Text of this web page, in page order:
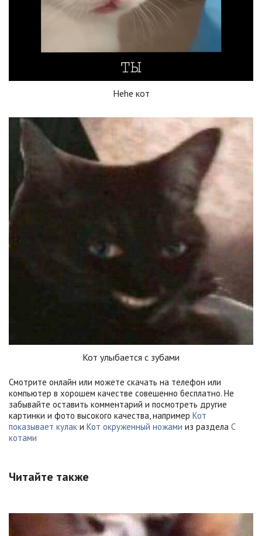
Hehe кот
Кот улыбается с зубами
Смотрите онлайн или можете скачать на телефон или
компьютер в хорошем качестве совешенно бесплатно. Не
забывайте оставить комментарий и посмотреть другие
картинки и фото высокого качества, например Кот
показывает кулак и Кот окруженный ножами из раздела С
котами
Читайте также